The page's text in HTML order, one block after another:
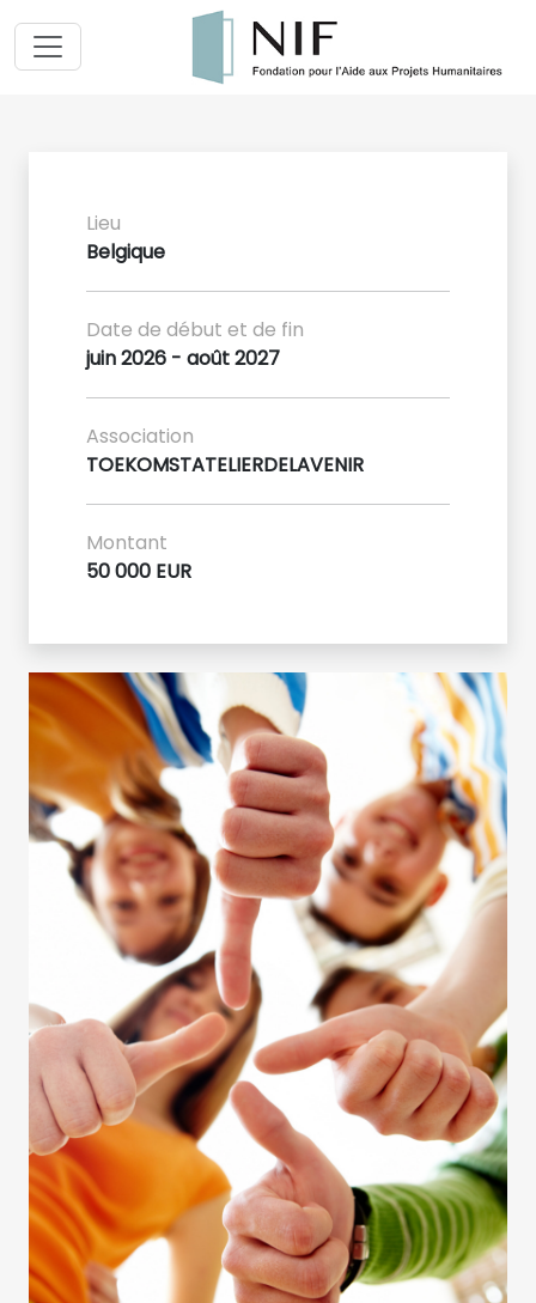
Lieu
Belgique
Date de début et de fin
juin 2026 - août 2027
Association
TOEKOMSTATELIERDELAVENIR
Montant
50 000 EUR